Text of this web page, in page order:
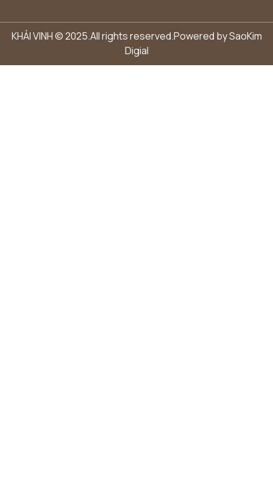
KHẢI VINH © 2025.All rights reserved.Powered bySaoKim
Digial